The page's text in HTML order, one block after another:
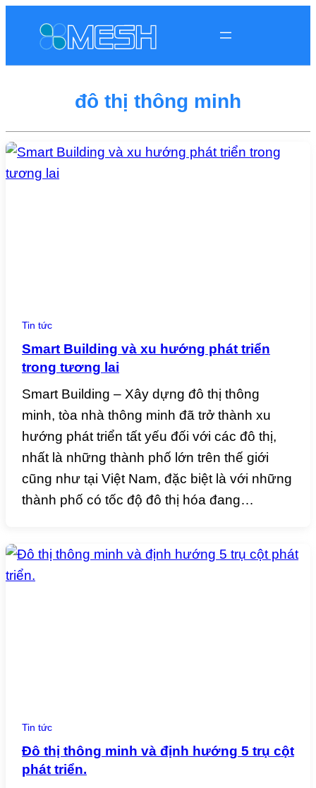
đô thị thông minh
Tin tức
Smart Building và xu hướng phát triển
trong tương lai
Smart Building – Xây dựng đô thị thông
minh, tòa nhà thông minh đã trở thành xu
hướng phát triển tất yếu đối với các đô thị,
nhất là những thành phố lớn trên thế giới
cũng như tại Việt Nam, đặc biệt là với những
thành phố có tốc độ đô thị hóa đang…
Tin tức
Đô thị thông minh và định hướng 5 trụ cột
phát triển.